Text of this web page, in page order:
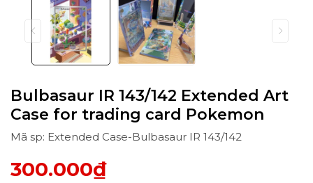
Bulbasaur IR 143/142 Extended Art
Case for trading card Pokemon
Mã sp: Extended Case-Bulbasaur IR 143/142
300.000₫